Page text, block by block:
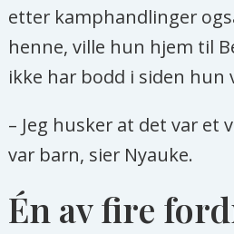
etter kamphandlinger
henne, ville hun hjem til
ikke har bodd i siden hun
– Jeg husker at det var et
var barn, sier Nyauke.
Én av fire